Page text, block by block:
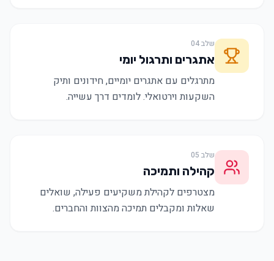
שלב04
אתגרים ותרגול יומי
מתרגלים עם אתגרים יומיים, חידונים ותיק
השקעות וירטואלי. לומדים דרך עשייה.
שלב 05
קהילה ותמיכה
מצטרפים לקהילת משקיעים פעילה, שואלים
שאלות ומקבלים תמיכה מהצוות והחברים.